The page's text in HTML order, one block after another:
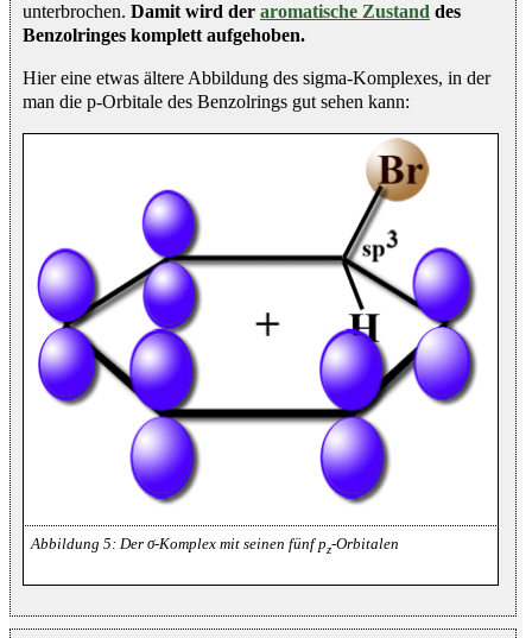
unterbrochen. Damit wird der aromatische Zustand des
Benzolringes komplett aufgehoben.
Hier eine etwas ältere Abbildung des sigma-Komplexes, in der
man die p-Orbitale des Benzolrings gut sehen kann:
Der σ-Komplex mit seinen fünf pz-Orbitalen